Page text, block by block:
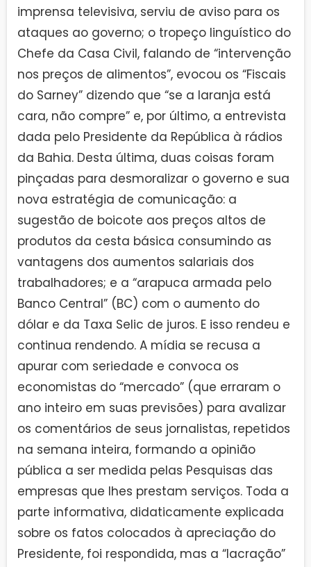
imprensa televisiva, serviu de aviso para os
ataques ao governo; o tropeço linguístico do
Chefe da Casa Civil, falando de “intervenção
nos preços de alimentos”, evocou os “Fiscais
do Sarney” dizendo que “se a laranja está
cara, não compre” e, por último, a entrevista
dada pelo Presidente da República à rádios
da Bahia. Desta última, duas coisas foram
pinçadas para desmoralizar o governo e sua
nova estratégia de comunicação: a
sugestão de boicote aos preços altos de
produtos da cesta básica consumindo as
vantagens dos aumentos salariais dos
trabalhadores; e a “arapuca armada pelo
Banco Central” (BC) com o aumento do
dólar e da Taxa Selic de juros. E isso rendeu e
continua rendendo. A mídia se recusa a
apurar com seriedade e convoca os
economistas do “mercado” (que erraram o
ano inteiro em suas previsões) para avalizar
os comentários de seus jornalistas, repetidos
na semana inteira, formando a opinião
pública a ser medida pelas Pesquisas das
empresas que lhes prestam serviços. Toda a
parte informativa, didaticamente explicada
sobre os fatos colocados à apreciação do
Presidente, foi respondida, mas a “lacração”